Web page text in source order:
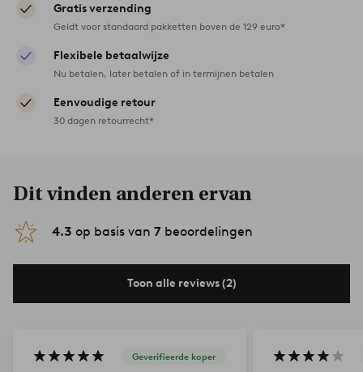
Gratis verzending
Geldt voor standaard pakketten boven de 129 euro*
Flexibele betaalwijze
Nu betalen, later betalen of in termijnen betalen
Eenvoudige retour
30 dagen retourrecht*
Dit vinden anderen ervan
4.3 op basis van 7 beoordelingen
Toon alle reviews (2)
Geverifieerde koper